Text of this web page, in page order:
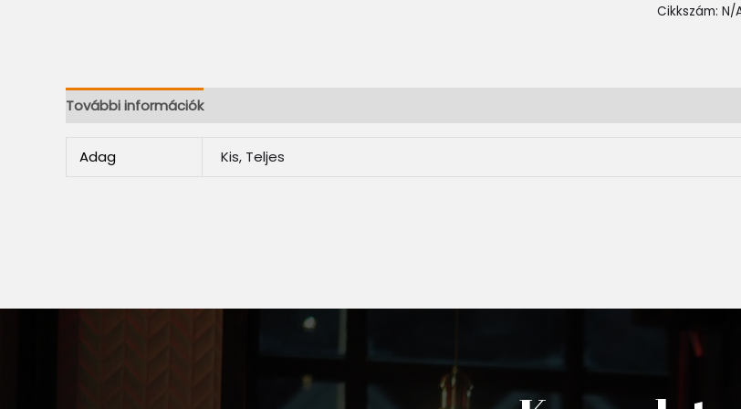
Cikkszám: N/
További információk
Adag Kis, Teljes